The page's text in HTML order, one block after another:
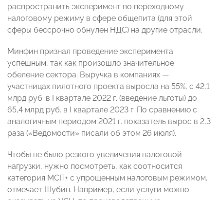
распространить эксперимент по переходному
налоговому режиму в сфере общепита (для этой
сферы бессрочно обнулен НДС) на другие отрасли.
Минфин признал проведение эксперимента
успешным, так как произошло значительное
обеление сектора. Выручка в компаниях —
участницах пилотного проекта выросла на 55%, с 42,1
млрд руб. в I квартале 2022 г. (введение льготы) до
65,4 млрд руб. в I квартале 2023 г. По сравнению с
аналогичным периодом 2021 г. показатель вырос в 2,3
раза («Ведомости» писали об этом 26 июля).
Чтобы не было резкого увеличения налоговой
нагрузки, нужно посмотреть, как соотносится
категория МСП+ с упрощенным налоговым режимом,
отмечает Шубин. Например, если услуги можно